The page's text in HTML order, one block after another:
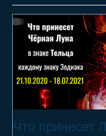
Что принесет